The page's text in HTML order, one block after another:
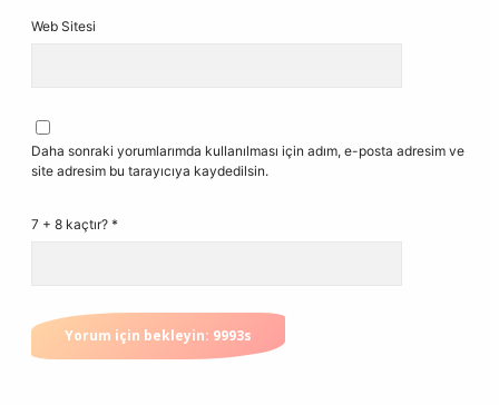
Web Sitesi
Daha sonraki yorumlarımda kullanılması için adım, e-posta adresim ve
site adresim bu tarayıcıya kaydedilsin.
7 + 8 kaçtır? *